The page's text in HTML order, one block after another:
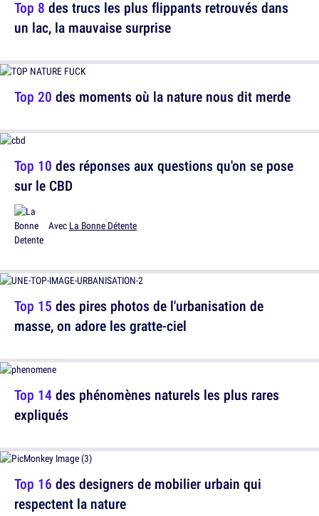
Top 8 des trucs les plus flippants retrouvés dans
un lac, la mauvaise surprise
Top 10 des réponses aux questions qu'on se pose
sur le CBD
Avec La Bonne Détente
Top 14des phénomènes naturels les plus rares
expliqués
Top 20 des moments où la nature nous dit merde
Top 15 des pires photos de l'urbanisation de
masse, on adore les gratte-ciel
Top 16 des designers de mobilier urbain qui
respectent la nature